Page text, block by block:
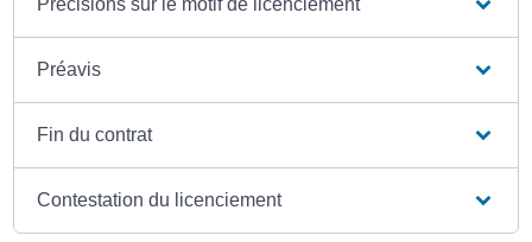
Préavis
Fin du contrat
Contestation du licenciement